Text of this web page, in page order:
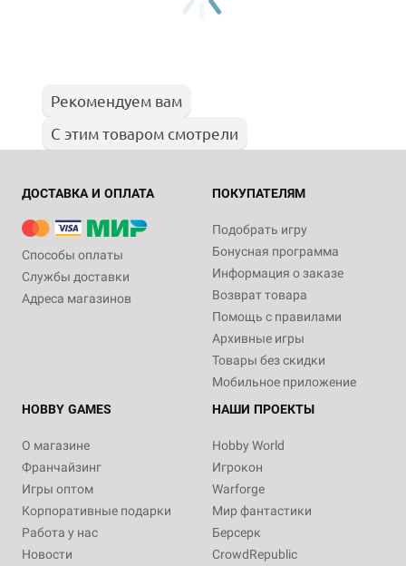
Рекомендуем вам
С этим товаром смотрели
ДОСТАВКА И ОПЛАТА
Способы оплаты
Службы доставки
Адреса магазинов
ПОКУПАТЕЛЯМ
Подобрать игру
Бонусная программа
Информация о заказе
Возврат товара
Помощь с правилами
Архивные игры
Товары без скидки
Мобильное приложение
HOBBY GAMES
О магазине
Франчайзинг
Игры оптом
Корпоративные подарки
Работа у нас
Новости
НАШИ ПРОЕКТЫ
Hobby World
Игрокон
Warforge
Мир фантастики
Берсерк
CrowdRepublic